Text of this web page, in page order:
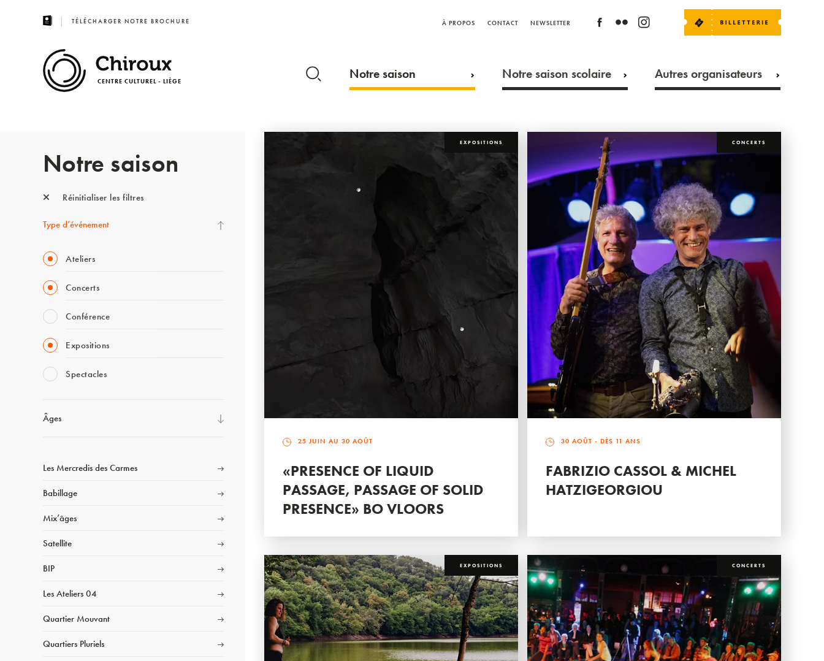
TÉLÉCHARGER NOTRE BROCHURE À PROPOS CONTACT NEWSLETTER
CENTRE CULTUREL - LIÈGE Notre saison Notre saison scolaire Autres organisateurs
Notre saison
Réinitialiser les filtres
Type d’événement
Ateliers
Concerts
Conférence
Expositions
Spectacles
Âges
Les Mercredis des Carmes
Babillage
Mix’âges
Satellite
BIP
Les Ateliers 04
Quartier Mouvant
Quartiers Pluriels
EXPOSITIONS
25 JUIN AU 30 AOÛT
«PRESENCE OF LIQUID
PASSAGE, PASSAGE OF SOLID
PRESENCE» BO VLOORS
CONCERTS
30 AOÛT - DÈS 11 ANS
FABRIZIO CASSOL & MICHEL
HATZIGEORGIOU
EXPOSITIONS CONCERTS